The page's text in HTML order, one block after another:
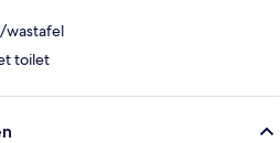
wastafel
toilet